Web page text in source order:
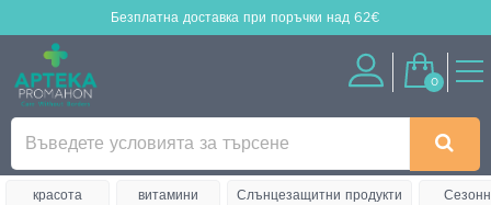
Безплатна доставка при поръчки над 62€
0
красота витамини Слънцезащитни продукти